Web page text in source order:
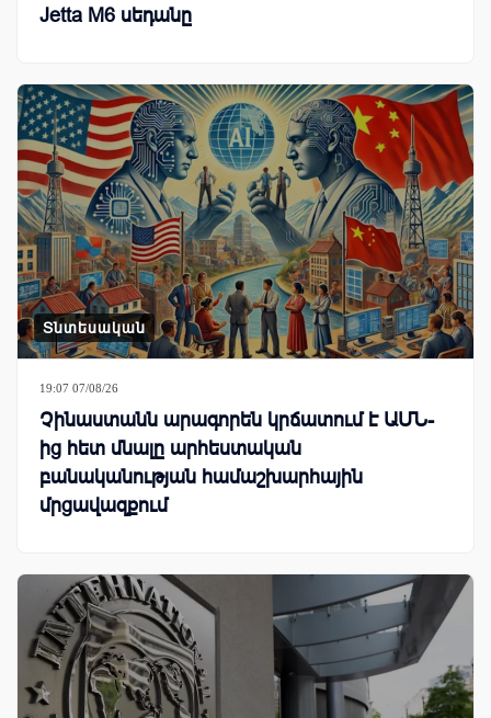
Jetta M6 սեդանը
Տնտեսական
19:07 07/08/26
Չինաստանն արագորեն կրճատում է ԱՄՆ-
ից հետ մնալը արհեստական
բանականության համաշխարհային
մրցավազքում